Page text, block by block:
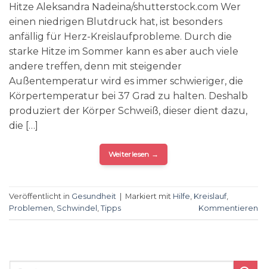
Hitze Aleksandra Nadeina/shutterstock.com Wer
einen niedrigen Blutdruck hat, ist besonders
anfällig für Herz-Kreislaufprobleme. Durch die
starke Hitze im Sommer kann es aber auch viele
andere treffen, denn mit steigender
Außentemperatur wird es immer schwieriger, die
Körpertemperatur bei 37 Grad zu halten. Deshalb
produziert der Körper Schweiß, dieser dient dazu,
die […]
Weiterlesen →
Veröffentlicht in Gesundheit Markiert mit Hilfe, Kreislauf,
Problemen, Schwindel , Tipps Kommentieren